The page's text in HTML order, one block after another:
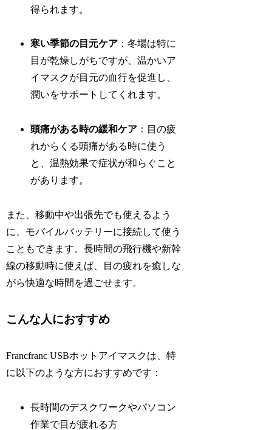
得られます。
寒い季節の目元ケア ：冬場は特に
目が乾燥しがちですが、温かいア
イマスクが目元の血行を促進し、
潤いをサポートしてくれます。
頭痛がある時の緩和ケア ：目の疲
れからくる頭痛がある時に使う
と、温熱効果で症状が和らぐこと
があります。
また、移動中や出張先でも使えるよう
に、モバイルバッテリーに接続して使う
こともできます。長時間の飛行機や新幹
線の移動時に使えば、目の疲れを癒しな
がら快適な時間を過ごせます。
こんな人におすすめ
Francfranc USBホットアイマスクは、特
に以下のような方におすすめです：
長時間のデスクワークやパソコン
作業で目が疲れる方